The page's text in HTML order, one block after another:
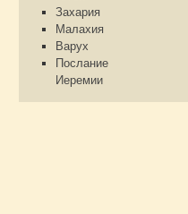
Захария
Малахия
Варух
Послание
Иеремии